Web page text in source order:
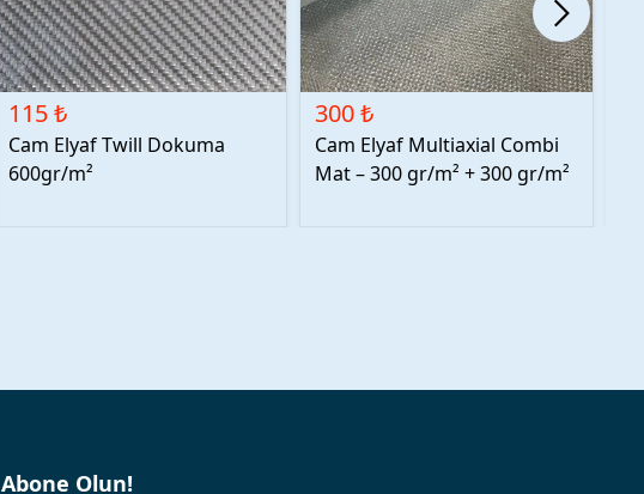
115 ₺
Cam Elyaf Twill Dokuma
600gr/m²
300 ₺
Cam Elyaf Multiaxial Combi
Mat – 300 gr/m² + 300 gr/m²
Abone Olun!